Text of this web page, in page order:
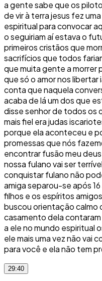
a gente sabe que os
de vir à terra jesus fez
espiritual para convocar
o seguiriam aí estava o
primeiros cristãos que
sacrifícios que todos
que muita gente a morrer
que só o amor nos
conta que naquela
acaba de lá um dos que
disse senhor de todos os
mais fiel era judas
porque ela aconteceu e
promessas que nós
encontrar fusão meu
nossa fulano vai ser
conquistar fulano não
amiga separou-se após
filhos e os espíritos
buscou orientação calmo
casamento dela
a ele no mundo espiritual
ele mais uma vez não vai
para você e ela não tem
29:40